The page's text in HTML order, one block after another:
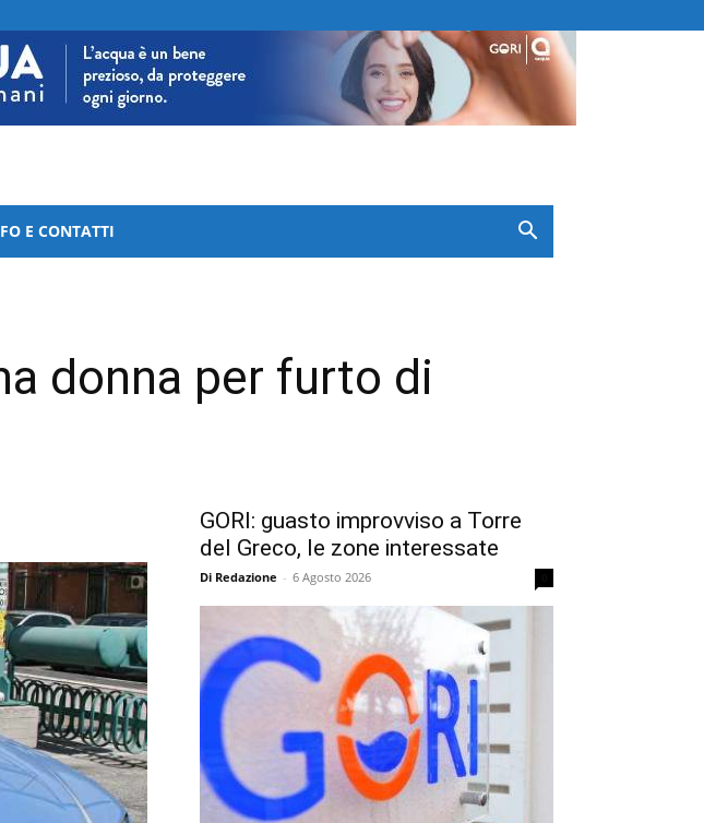
E CONTATTI
donna per furto di
GORI: guasto improvviso a Torre
del Greco, le zone interessate
Di Redazione - 6 Agosto 2026